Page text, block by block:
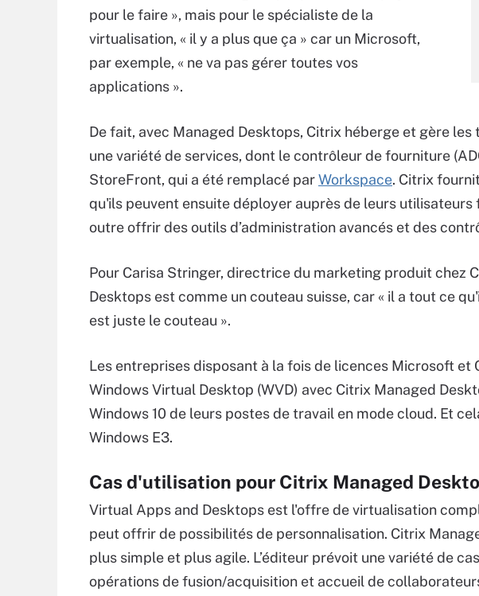
pour le faire », mais pour le spécialiste de la
virtualisation, « il y a plus que ça » car un Microsoft,
par exemple, « ne va pas gérer toutes vos
applications ».
De fait, avec Managed Desktops, Citrix héberge et gère
une variété de services, dont le contrôleur de fourniture
StoreFront, qui a été remplacé parWorkspace. Citrix
qu'ils peuvent ensuite déployer auprès de leurs
outre offrir des outils d’administration avancés et des
Pour Carisa Stringer, directrice du marketing produit chez
Desktops est comme un couteau suisse, car « il a tout ce
est juste le couteau ».
Les entreprises disposant à la fois de licences Microsoft
Windows Virtual Desktop (WVD) avec Citrix Managed
Windows 10 de leurs postes de travail en mode cloud. Et
Windows E3.
Cas d'utilisation pour Citrix Managed
Virtual Apps and Desktops est l'offre de virtualisation
peut offrir de possibilités de personnalisation. Citrix
plus simple et plus agile. L’éditeur prévoit une variété de
opérations de fusion/acquisition et accueil de